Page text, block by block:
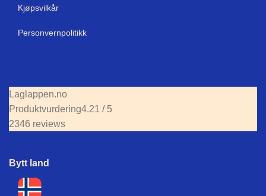
Kjøpsvilkår
Personvernpolitikk
Laglappen.no
Produktvurdering4.21 / 5
2346 reviews
Bytt land